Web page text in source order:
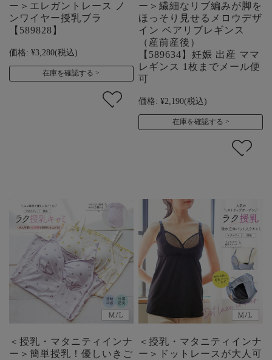
ー＞エレガントレース ノ
ンワイヤー授乳ブラ
【589828】
価格: ¥3,280(税込)
在庫を確認する
ー＞繊細なリブ編みが脚を
ほっそり見せるメロウデザ
イン ベアリブレギンス
（産前産後）
【589634】妊娠 出産 ママ
レギンス 1枚までメール便
可
価格: ¥2,190(税込)
在庫を確認する
＜授乳・マタニティインナ
ー＞簡単授乳！優しいきご
＜授乳・マタニティインナ
ー＞ドットレースが大人可